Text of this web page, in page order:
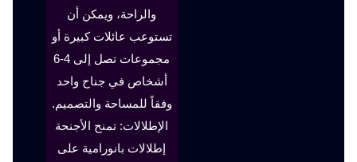
والراحة، ويمكن أن
تستوعب عائلات كبيرة أو
مجموعات تصل إلى 4-6
أشخاص في جناح واحد
وفقاً للمساحة والتصميم.
الإطلالات: تمنح الأجنحة
إطلالات بانورامية على